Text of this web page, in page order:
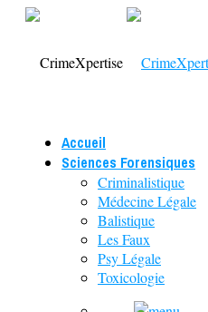
Accueil
Sciences Forensiques
Criminalistique
Médecine Légale
Balistique
Les Faux
Psy Légale
Toxicologie